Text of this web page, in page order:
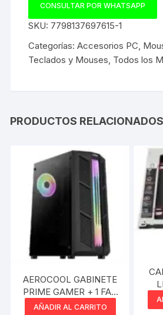
CONSULTAR POR WHATSAPP
SKU: 7798137697615-1
Categorías:Accesorios PC
Teclados y Mouses Todos los
PRODUCTOS RELACIONADOS
AEROCOOL GABINETE
PRIME GAMER + 1 FAN
ARGB Y TG
AÑADIR AL CARRITO